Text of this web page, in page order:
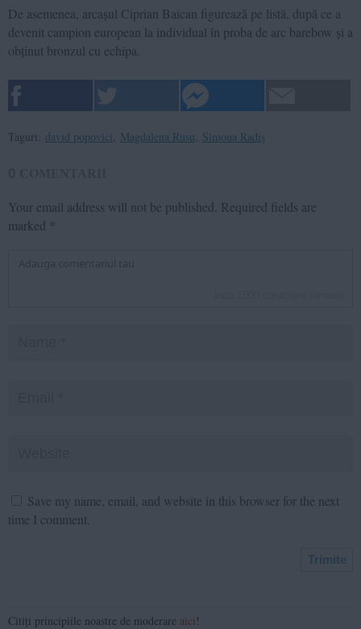
De asemenea, arcașul Ciprian Baican figurează pe listă, după ce a
devenit campion european la individual în proba de arc barebow și a
obținut bronzul cu echipa.
Taguri: david popovici Magdalena Rusu Simona Radiș
Your email address will not be published. Required fields are
marked *
Save my name, email, and website in this browser for the next
time I comment.
Citiți principiile noastre de moderare aici !